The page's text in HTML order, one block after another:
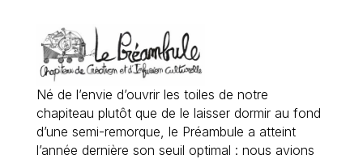
Né de l’envie d’ouvrir les toiles de notre
chapiteau plutôt que de le laisser dormir au fond
d’une semi-remorque, le Préambule a atteint
l’année dernière son seuil optimal : nous avions